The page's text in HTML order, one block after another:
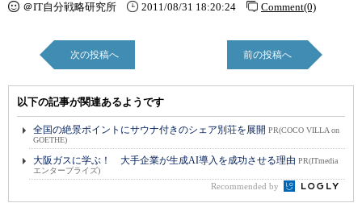
＠IT自分戦略研究所 2011/08/31 18:20:24 Comment(0)
次の投稿へ 前の投稿へ
以下の記事が関連あるようです
全国の絶景ポイントにサウナ付きのシェア別荘を展開 PR(COCO VILLA on
GOETHE)
大阪ガスに学ぶ！ 大手企業が生成AI導入を成功させる理由 PR(ITmedia
エンタープライズ)
Recommended by